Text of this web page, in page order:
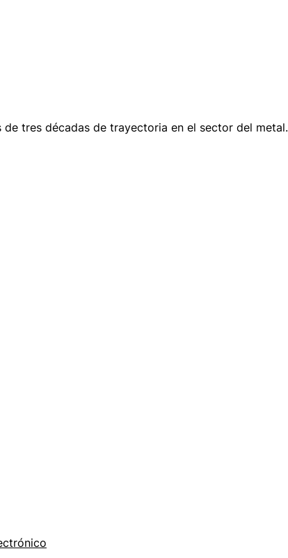
de tres décadas de trayectoria en el sector del metal.